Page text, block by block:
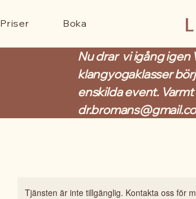
Priser Boka
Nu drar vi igång igen
klangyogaklasser
enskilda event.
Tjänsten är inte tillgänglig. Kontakta oss för